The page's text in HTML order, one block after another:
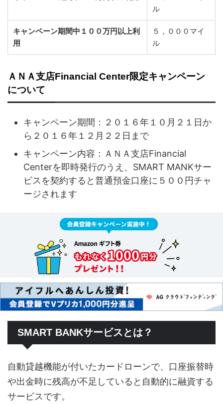
ル
キャンペーン期間中１００万円以上利
用
５，０００マイ
ル
ＡＮＡ支店Financial Center限定キャンペーン
について
キャンペーン期間：２０１６年１０月２１日か
ら２０１６年１２月２２日まで
キャンペーン内容：ＡＮＡ支店Financial
Centerを即時発行のうえ、SMART MANKサー
ビスを契約すると普通預金口座に５００円チャ
ージされます
SMART BANKサービスとは？
自動貸越機能が付いたカードローンで、口座振替時
や出金時に残高が不足していると自動的に融資する
サービスです。